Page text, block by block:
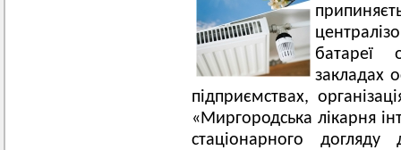
батареї
закладах
підприємствах,
«Миргородська лікарня
стаціонарного